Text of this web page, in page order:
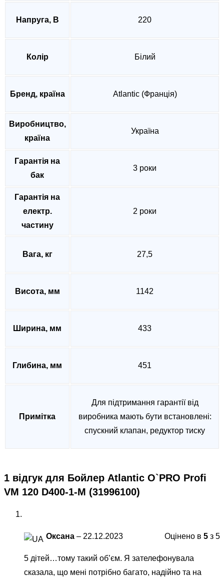
Напруга, В 220
Колір Білий
Бренд, країна Atlantic (Франція)
Виробництво,
країна
Україна
Гарантія на
бак
3 роки
Гарантія на
електр.
частину
2 роки
Вага, кг 27,5
Висота, мм 1142
Ширина, мм 433
Глибина, мм 451
Примітка
Для підтримання гарантії від
виробника мають бути встановлені:
спускний клапан, редуктор тиску
1 відгук для Бойлер Atlantic O`PRO Profi
VM 120 D400-1-М (31996100)
Оцінено в 5 з 5
Оксана – 22.12.2023
5 дітей…тому такий об’єм. Я зателефонувала
сказала, що мені потрібно багато, надійно та на